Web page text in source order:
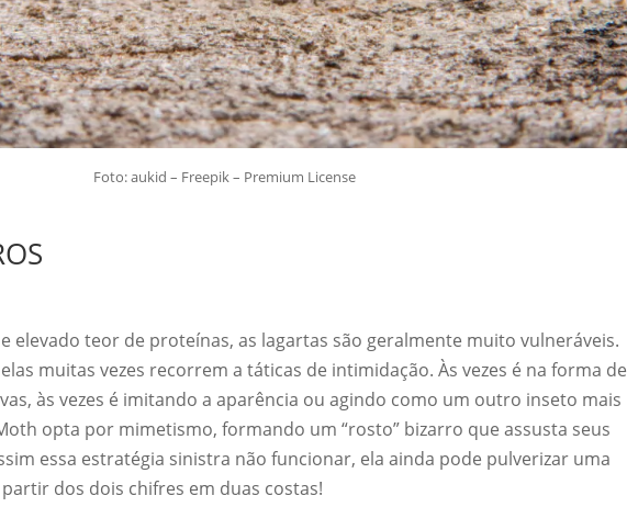
Foto: aukid – Freepik – Premium License
elevado teor de proteínas, as lagartas são geralmente muito vulneráveis.
muitas vezes recorrem a táticas de intimidação. Às vezes é na forma de
às vezes é imitando a aparência ou agindo como um outro inseto mais
opta por mimetismo, formando um “rosto” bizarro que assusta seus
essa estratégia sinistra não funcionar, ela ainda pode pulverizar uma
dos dois chifres em duas costas!